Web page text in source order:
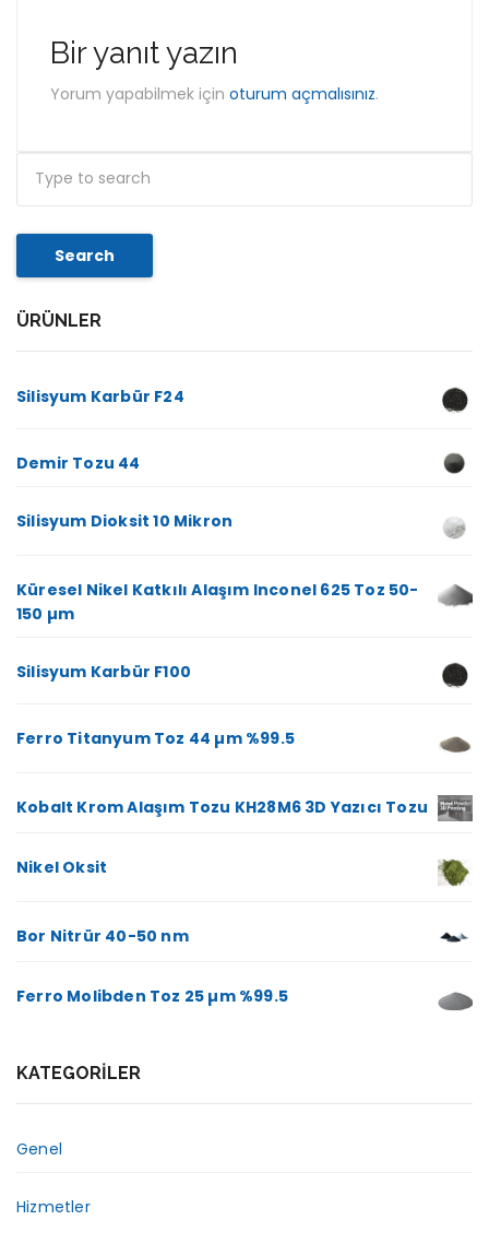
Bir yanıt yazın
Yorum yapabilmek için oturum açmalısınız.
Search
ÜRÜNLER
Silisyum Karbür F24
Demir Tozu 44
Silisyum Dioksit 10 Mikron
Küresel Nikel Katkılı Alaşım Inconel 625 Toz 50-
150 µm
Silisyum Karbür F100
Ferro Titanyum Toz 44 µm %99.5
Kobalt Krom Alaşım Tozu KH28M6 3D Yazıcı Tozu
Nikel Oksit
Bor Nitrür 40-50 nm
Ferro Molibden Toz 25 µm %99.5
KATEGORILER
Genel
Hizmetler